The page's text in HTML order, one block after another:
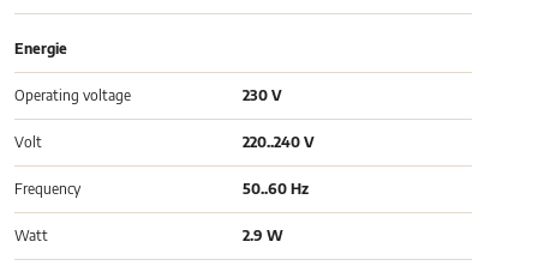
Energie
Operating voltage 230 V
Volt 220..240 V
Frequency 50..60 Hz
Watt 2.9 W